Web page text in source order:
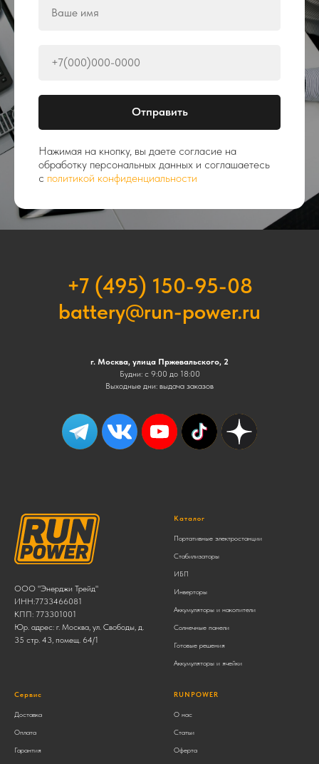
Отправить
Нажимая на кнопку, вы даете согласие на
обработку персональных данных и соглашаетесь
c политикой конфиденциальности
+7 (495) 150-95-08
battery@run-power.ru
г. Москва, улица Пржевальского, 2
Будни: с 9:00 до 18:00
Выходные дни: выдача заказов
ООО "Энерджи Трейд"
ИНН:7733466081
КПП: 773301001
Юр. адрес: г. Москва, ул. Свободы, д.
35 стр. 43, помещ. 64/1
Каталог
Портативные электростанции
Стабилизаторы
ИБП
Инверторы
Аккумуляторы и накопители
Солнечные панели
Готовые решения
Аккумуляторы и ячейки
Сервис
Доставка
Оплата
Гарантия
RUNPOWER
О нас
Статьи
Оферта